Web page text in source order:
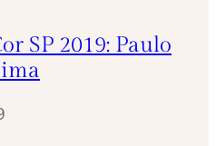
SP 2019: Paulo